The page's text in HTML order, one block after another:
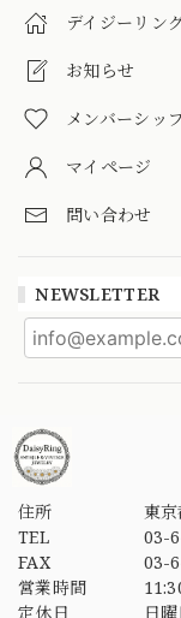
デイジーリン
お知らせ
メンバーシッ
マイページ
問い合わせ
NEWSLETTER
住所
東
TEL
03-
FAX
03-
営業時間
定休日
日曜